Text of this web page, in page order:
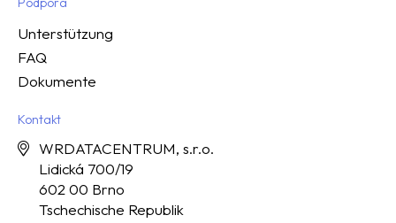
Unterstützung
FAQ
Dokumente
Kontakt
WRDATACENTRUM, s.r.o.
Lidická 700/19
602 00 Brno
Tschechische Republik